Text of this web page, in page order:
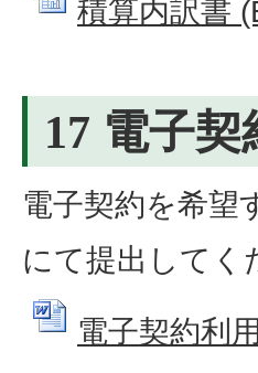
積算内訳書
17 電子
電子契約を希望
にて提出してく
電子契約利